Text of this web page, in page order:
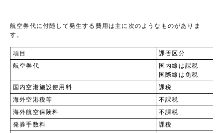
航空券代に付随して発生する費用は主に次のようなものがありま
す。
項目
課否区分
航空券代
国内線は課税
国際線は免税
国内空港施設使用料
課税
海外空港税等
不課税
海外航空保険料
不課税
発券手数料
課税